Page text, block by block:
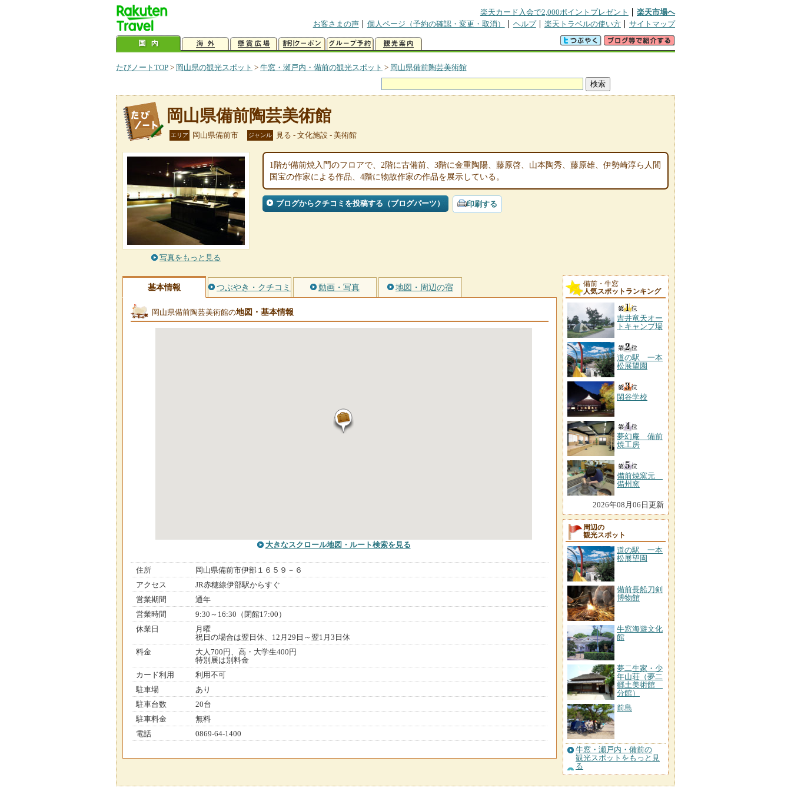
楽天カード入会で2,000ポイントプレゼント
楽天市場へ
お客さまの声
個人ページ（予約の確認・変更・取消） ヘルプ 楽天トラベルの使い方 サイトマップ
たびノートTOP > 岡山県の観光スポット > 牛窓・瀬戸内・備前の観光スポット > 岡山県備前陶芸美術館
岡山県備前陶芸美術館
エリア 岡山県備前市 ジャンル 見る - 文化施設 - 美術館
写真をもっと見る
1階が備前焼入門のフロアで、2階に古備前、3階に金重陶陽、藤原啓、山本陶秀、藤原雄、伊勢崎淳ら人間
国宝の作家による作品、4階に物故作家の作品を展示している。
ブログからクチコミを投稿する（ブログパーツ） 印刷する
基本情報 つぶやき・クチコミ 動画・写真 地図・周辺の宿
岡山県備前陶芸美術館の地図・基本情報
大きなスクロール地図 ・ルート検索を見る
住所
岡山県備前市伊部１６５９－６
アクセス
JR赤穂線伊部駅からすぐ
営業期間
通年
営業時間
9:30～16:30（閉館17:00）
休業日
月曜
祝日の場合は翌日休、12月29日～翌1月3日休
料金
大人700円、高・大学生400円
特別展は別料金
カード利用
利用不可
駐車場
あり
駐車台数
20台
駐車料金
無料
電話
0869-64-1400
備前・牛窓
人気スポットランキング
吉井竜天オー
トキャンプ場
道の駅 一本
松展望園
閑谷学校
夢幻庵 備前
焼工房
備前焼窯元
備州窯
2026年08月06日更新
周辺の
観光スポット
道の駅 一本
松展望園
備前長船刀剣
博物館
牛窓海遊文化
館
夢二生家・少
年山荘（夢二
郷土美術館
分館）
前島
牛窓・瀬戸内・備前の
観光スポットをもっと見
る